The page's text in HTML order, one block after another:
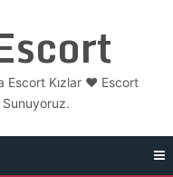
Escort Kızlar ❤️ Escort
Sunuyoruz.